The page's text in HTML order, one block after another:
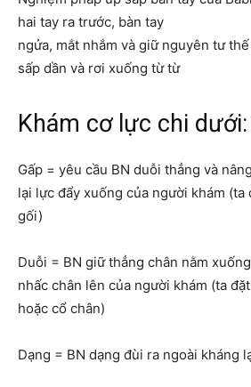
hai tay ra trước, bàn tay
ngửa, mắt nhắm và giữ nguyên tư
sấp dần và rơi xuống từ từ
Khám cơ lực chi
Gấp = yêu cầu BN duỗi thẳng và
lại lực đẩy xuống của người khám (ta
gối)
Duỗi = BN giữ thẳng chân nằm
nhấc chân lên của người khám (ta
hoặc cổ chân)
Dạng = BN dạng đùi ra ngoài kháng